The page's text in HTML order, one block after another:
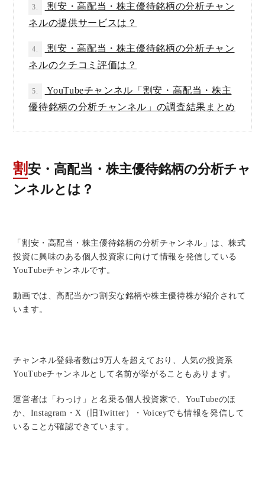
3.
割安・高配当・株主優待銘柄の分析チャン
ネルの提供サービスは？
4.
割安・高配当・株主優待銘柄の分析チャン
ネルのクチコミ評価は？
5.
YouTubeチャンネル「割安・高配当・株主
優待銘柄の分析チャンネル」の調査結果まとめ
割安・高配当・株主優待銘柄の分析チャ
ンネルとは？
「割安・高配当・株主優待銘柄の分析チャンネル」は、株式
投資に興味のある個人投資家に向けて情報を発信している
YouTubeチャンネルです。
動画では、高配当かつ割安な銘柄や株主優待株が紹介されて
います。
チャンネル登録者数は9万人を超えており、人気の投資系
YouTubeチャンネルとして名前が挙がることもあります。
運営者は「わっけ」と名乗る個人投資家で、YouTubeのほ
か、Instagram・X（旧Twitter）・Voiceyでも情報を発信して
いることが確認できています。